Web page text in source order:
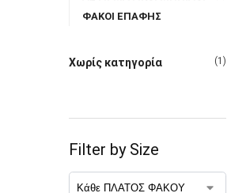
ΦΑΚΟΙ ΕΠΑΦΗΣ
Χωρίς κατηγορία (1)
Filter by Size